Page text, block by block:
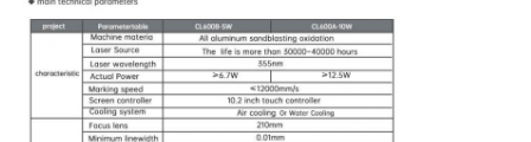
Máquina de transporte de páginas
Impressora UV industrial